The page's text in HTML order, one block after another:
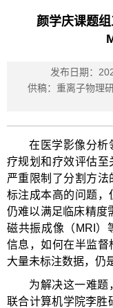
颜学庆课题
发布日期：
供稿：重离子物
在医学影像分析
疗规划和疗效评估
严重限制了分割方
标注成本高的问题
仍难以满足临床精度
磁共振成像（MRI）
信息，如何在半监督
大量未标注数据，仍
为解决这一难题
联合计算机学院李胜